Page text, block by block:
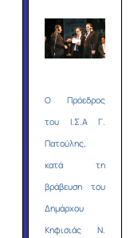
O Πρόεδρος
του Ι.Σ.Α Γ.
Πατούλης,
κατά τη
βράβευση του
Δημάρχου
Κηφισιάς Ν.